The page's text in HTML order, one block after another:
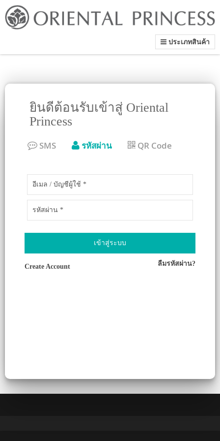
ประเภทสินค้า
ยินดีต้อนรับเข้าสู่ Oriental
Princess
SMS รหัสผ่าน QR Code
เข้าสู่ระบบ
Create Account ลืมรหัสผ่าน?